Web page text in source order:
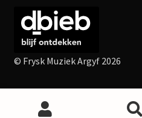
© Frysk Muziek Argyf 2026